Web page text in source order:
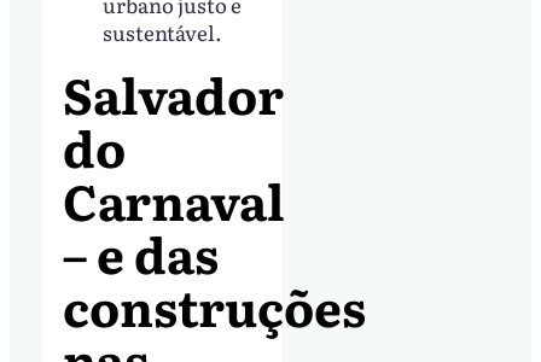
sustentável.
Salvador
do
Carnaval
– e das
construções